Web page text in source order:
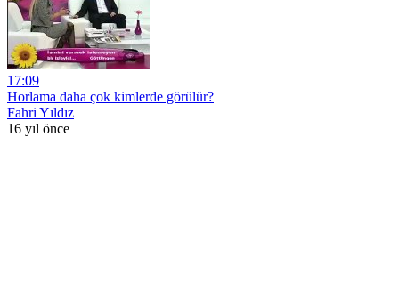
17:09
Horlama daha çok kimlerde görülür?
Fahri Yıldız
16 yıl önce